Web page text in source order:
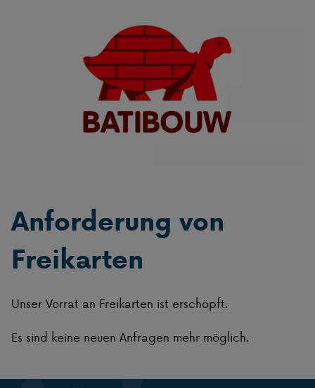
Anforderung von
Freikarten
Unser Vorrat an Freikarten ist erschöpft.
Es sind keine neuen Anfragen mehr möglich.